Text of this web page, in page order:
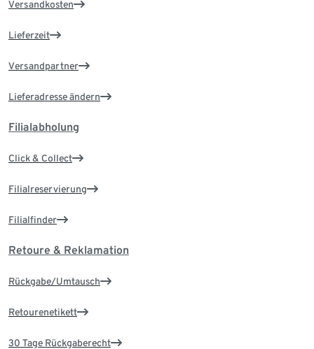
Versandkosten
Lieferzeit
Versandpartner
Lieferadresse ändern
Filialabholung
Click & Collect
Filialreservierung
Filialfinder
Retoure & Reklamation
Rückgabe/Umtausch
Retourenetikett
30 Tage Rückgaberecht